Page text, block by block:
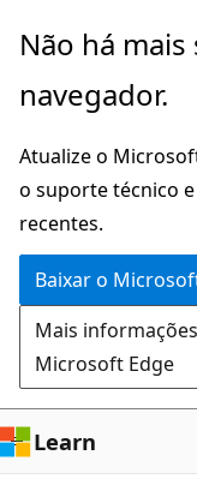
Pular
o
principal
Não há
navegador.
Atualize o
o suporte técnico
recentes.
Baixar o
Mais
Microsoft Edge
Learn